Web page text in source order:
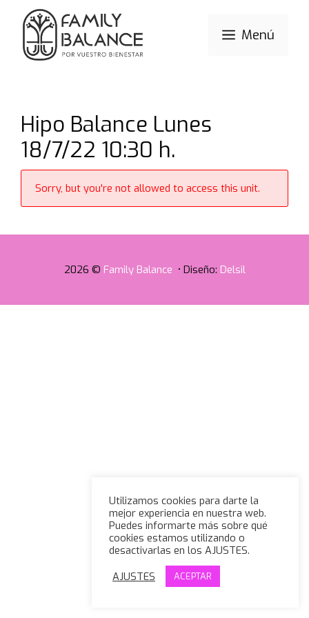
Saltar
contenido
Menú
Hipo Balance Lunes
18/7/22 10:30 h.
Sorry, but you're not allowed to access this unit.
2026 © Family Balance • Diseño: Delsil
Utilizamos cookies para darte la
mejor experiencia en nuestra web.
Puedes informarte más sobre qué
cookies estamos utilizando o
desactivarlas en los AJUSTES.
AJUSTES
ACEPTAR